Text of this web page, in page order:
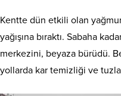
Kentte dün etkili olan
yağışına bıraktı. Sabaha
merkezini, beyaza bürüdü.
yollarda kar temizliği ve